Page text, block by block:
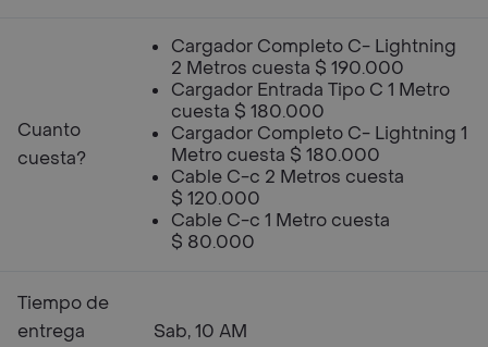
Cuanto
cuesta?
Cargador Completo C- Lightning
2 Metros cuesta $ 190.000
Cargador Entrada Tipo C 1 Metro
cuesta $ 180.000
Cargador Completo C- Lightning 1
Metro cuesta $ 180.000
Cable C-c 2 Metros cuesta
$ 120.000
Cable C-c 1 Metro cuesta
$ 80.000
Tiempo de
entrega
Sab, 10 AM